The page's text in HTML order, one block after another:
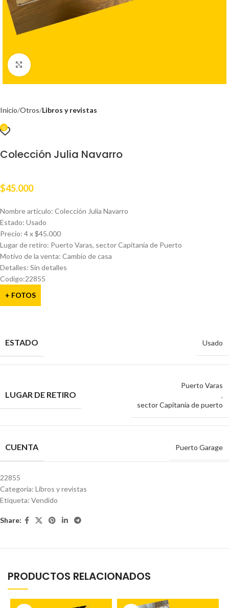
Clic para ampliar
Inicio Otros Libros y revistas
0
Colección Julia Navarro
$45.000
Nombre articulo: Colección Julia Navarro
Estado: Usado
Precio: 4 x $45.000
Lugar de retiro: Puerto Varas, sector Capitanía de Puerto
Motivo de la venta: Cambio de casa
Detalles: Sin detalles
Codigo:22855
+ FOTOS
ESTADO Usado
LUGAR DE RETIRO
Puerto Varas
,
sector Capitanía de puerto
CUENTA Puerto Garage
22855
Categoría: Libros y revistas
Etiqueta: Vendido
Share:
PRODUCTOS RELACIONADOS